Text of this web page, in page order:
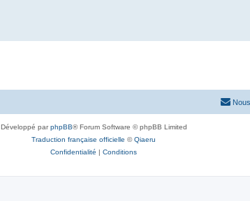
Développé parphpBB® Forum Software © phpBB Limited
Traduction française officielle ©Qiaeru
Confidentialité | Conditions